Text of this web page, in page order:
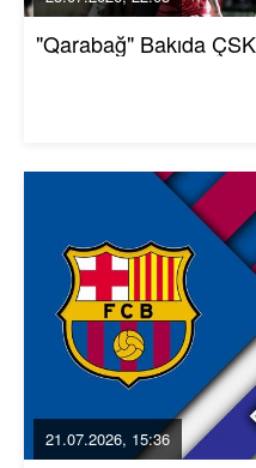
"Qarabağ" Bakıda
21.07.2026, 15:36